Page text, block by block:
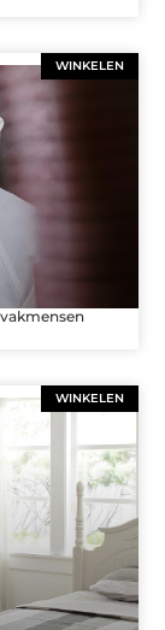
WINKELEN
WINKELEN